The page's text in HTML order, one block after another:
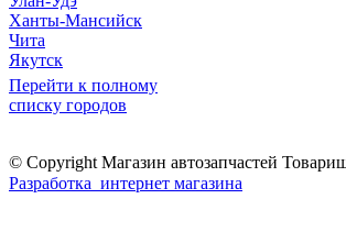
Ханты-Мансийск
Чита
Якутск
Перейти к полному
списку городов
© Copyright Магазин автозапчастей
Разработка интернет магазина